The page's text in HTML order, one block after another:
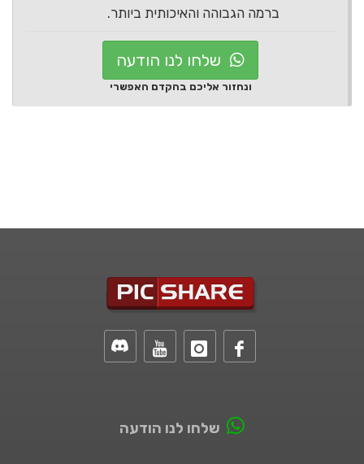
ברמה הגבוהה והאיכותית ביותר.
שלחו לנו הודעה
ונחזור אליכם בהקדם האפשרי
שלחו לנו הודעה